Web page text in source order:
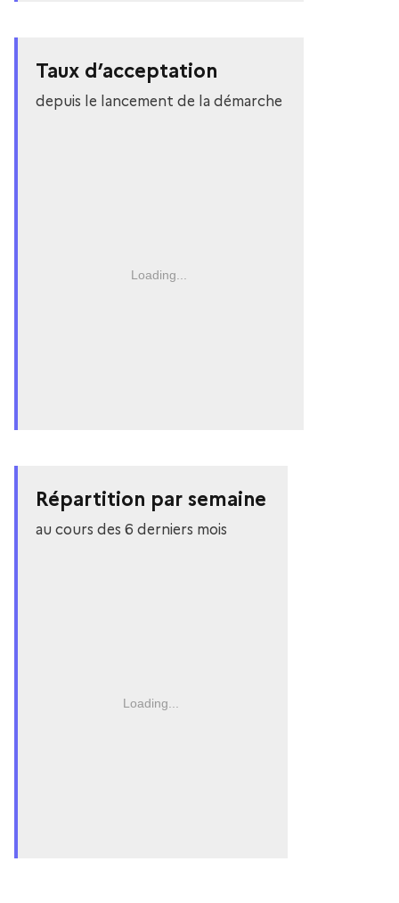
Taux d’acceptation
depuis le lancement de la démarche
Loading...
Répartition par semaine
au cours des 6 derniers mois
Loading...